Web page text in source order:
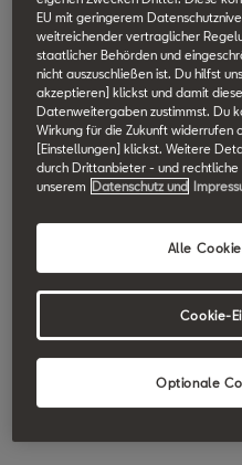
Die elektromechanische
Hilfskraftlenkung, die nur dann
benötigt wird. Sie kommt ganz
aus.
Der Vorteil gegenüber einer
darin, dass sie weniger
und Sicherheitsfunktionen
EU mit geringerem
weitreichender vertraglicher
staatlicher Behörden und
nicht auszuschließen ist. Du hilfst
akzeptieren] klickst und damit
Datenweitergaben zustimmst. Du
Wirkung für die Zukunft widerrufen
[Einstellungen] klickst. Weitere
durch Drittanbieter - und
unserem Datenschutz und
Optionale
Alle
Cookie-